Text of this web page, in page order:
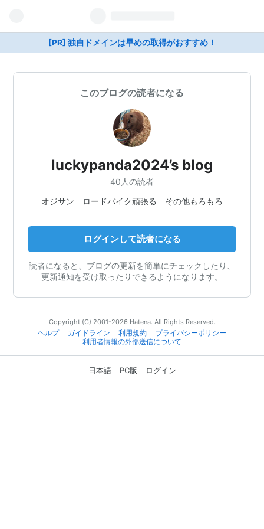
[PR] 独自ドメインは早めの取得がおすすめ！
このブログの読者になる
luckypanda2024’s blog
40人の読者
オジサン ロードバイク頑張る その他もろもろ
ログインして読者になる
読者になると、ブログの更新を簡単にチェックしたり、
更新通知を受け取ったりできるようになります。
Copyright (C) 2001-2026 Hatena. All Rights Reserved.
ヘルプ
ガイドライン 利用規約
プライバシーポリシー
利用者情報の外部送信について
日本語 PC版 ログイン